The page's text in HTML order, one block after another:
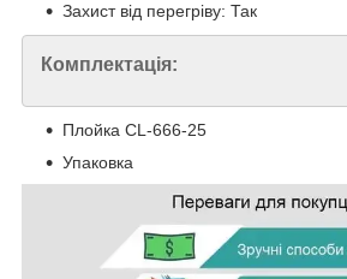
Захист від перегріву: Так
Комплектація:
Плойка CL-666-25
Упаковка